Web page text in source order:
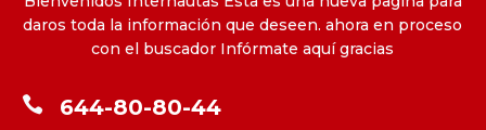
daros toda la información que deseen. ahora en proceso
con el buscador Infórmate aquí gracias
 644-80-80-44